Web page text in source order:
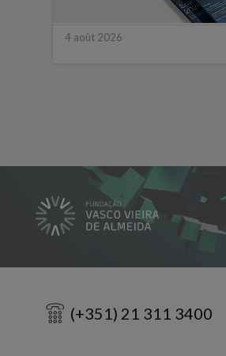
4 août 2026
(+351) 21 311 3400